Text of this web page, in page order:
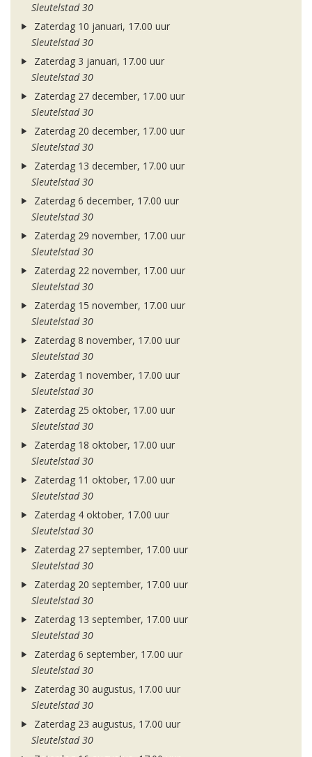
Sleutelstad 30
Zaterdag 10 januari, 17.00 uur
Sleutelstad 30
Zaterdag 3 januari, 17.00 uur
Sleutelstad 30
Zaterdag 27 december, 17.00 uur
Sleutelstad 30
Zaterdag 20 december, 17.00 uur
Sleutelstad 30
Zaterdag 13 december, 17.00 uur
Sleutelstad 30
Zaterdag 6 december, 17.00 uur
Sleutelstad 30
Zaterdag 29 november, 17.00 uur
Sleutelstad 30
Zaterdag 22 november, 17.00 uur
Sleutelstad 30
Zaterdag 15 november, 17.00 uur
Sleutelstad 30
Zaterdag 8 november, 17.00 uur
Sleutelstad 30
Zaterdag 1 november, 17.00 uur
Sleutelstad 30
Zaterdag 25 oktober, 17.00 uur
Sleutelstad 30
Zaterdag 18 oktober, 17.00 uur
Sleutelstad 30
Zaterdag 11 oktober, 17.00 uur
Sleutelstad 30
Zaterdag 4 oktober, 17.00 uur
Sleutelstad 30
Zaterdag 27 september, 17.00 uur
Sleutelstad 30
Zaterdag 20 september, 17.00 uur
Sleutelstad 30
Zaterdag 13 september, 17.00 uur
Sleutelstad 30
Zaterdag 6 september, 17.00 uur
Sleutelstad 30
Zaterdag 30 augustus, 17.00 uur
Sleutelstad 30
Zaterdag 23 augustus, 17.00 uur
Sleutelstad 30